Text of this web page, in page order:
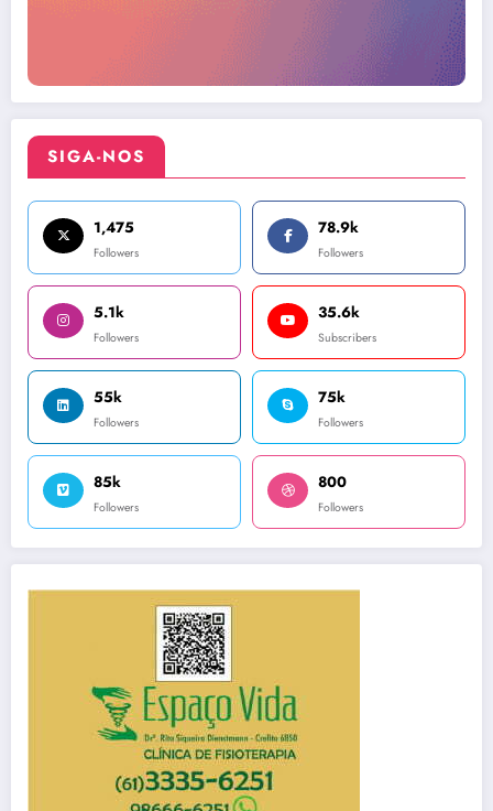
SIGA-NOS
1,475
Followers
78.9k
Followers
5.1k
Followers
35.6k
Subscribers
55k
Followers
75k
Followers
85k
Followers
800
Followers